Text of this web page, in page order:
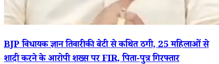
BJP विधायक ज्ञान तिवारी की बेटी से कथित ठगी, 25 महिलाओं से
शादी करने के आरोपी शख्स पर FIR, पिता-पुत्र गिरफ्तार